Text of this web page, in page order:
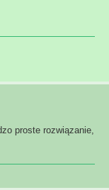
proste rozwiązanie,